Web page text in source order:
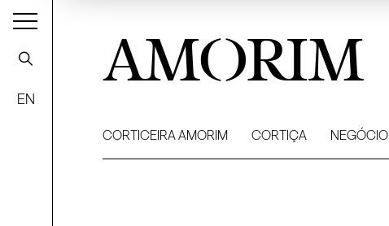
EN
AMORIM
CORTICEIRA AMORIM CORTIÇA NEGÓCIO